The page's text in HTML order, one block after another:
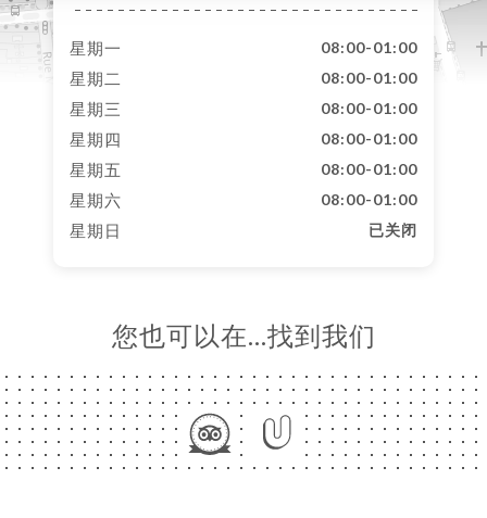
星期一 08:00-01:00
星期二 08:00-01:00
星期三 08:00-01:00
星期四 08:00-01:00
星期五 08:00-01:00
星期六 08:00-01:00
星期日 已关闭
您也可以在…找到我们